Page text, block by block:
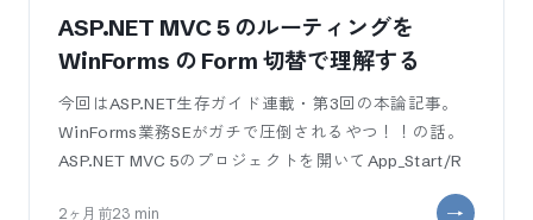
ASP.NET MVC 5 のルーティングを
WinForms の Form 切替で理解する
今回はASP.NET生存ガイド連載・第3回の本論記事。
WinForms業務SEがガチで圧倒されるやつ！！の話。
ASP.NET MVC 5のプロジェクトを開いてApp_Start/R
2ヶ月前23 min